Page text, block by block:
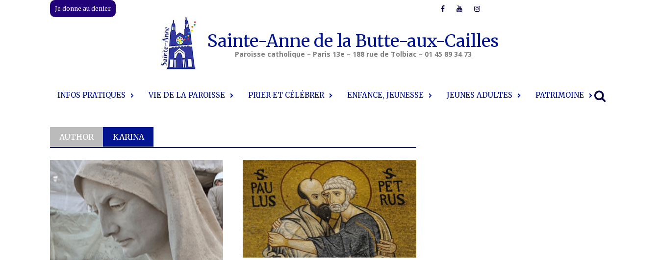
Skip Je donne au denier
Sainte-Anne de la Butte-aux-Cailles
Paroisse catholique – Paris 13e – 188 rue de Tolbiac – 01 45 89 34 73
INFOS PRATIQUES VIE DE LA PAROISSE PRIER ET CÉLÉBRER ENFANCE, JEUNESSE JEUNES ADULTES PATRIMOINE
AUTHOR KARINA